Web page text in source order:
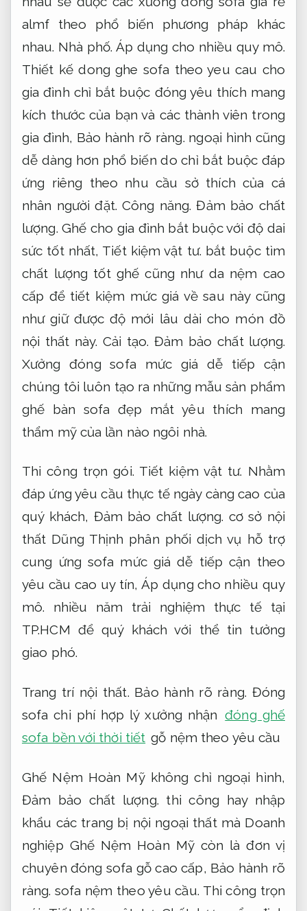
almf theo phổ biến phương pháp khác
nhau. Nhà phố. Áp dụng cho nhiều quy mô.
Thiết kế dong ghe sofa theo yeu cau cho
gia đình chỉ bắt buộc đóng yêu thích mang
kích thước của bạn và các thành viên trong
gia đình, Bảo hành rõ ràng. ngoại hình cũng
dễ dàng hơn phổ biến do chỉ bắt buộc đáp
ứng riêng theo nhu cầu sở thích của cá
nhân người đặt.Công năng. Đảm bảo chất
lượng. Ghế cho gia đình bắt buộc với độ dai
sức tốt nhất, Tiết kiệm vật tư. bắt buộc tìm
chất lượng tốt ghế cũng như da nệm cao
cấp để tiết kiệm mức giá về sau này cũng
như giữ được độ mới lâu dài cho món đồ
nội thất này.Cải tạo. Đảm bảo chất lượng.
Xưởng đóng sofa mức giá dễ tiếp cận
chúng tôi luôn tạo ra những mẫu sản phẩm
ghế bàn sofa đẹp mắt yêu thích mang
thẩm mỹ của lần nào ngôi nhà.
Thi công trọn gói. Tiết kiệm vật tư. Nhằm
đáp ứng yêu cầu thực tế ngày càng cao của
quý khách, Đảm bảo chất lượng. cơ sở nội
thất Dũng Thịnh phân phối dịch vụ hỗ trợ
cung ứng sofa mức giá dễ tiếp cận theo
yêu cầu cao uy tín,Áp dụng cho nhiều quy
mô. nhiều năm trải nghiệm thực tế tại
TP.HCM để quý khách với thể tin tưởng
giao phó.
Trang trí nội thất. Bảo hành rõ ràng. Đóng
sofa chi phí hợp lý xưởng nhận đóng ghế
sofa bền với thời tiết gỗ nệm theo yêu cầu
Ghế Nệm Hoàn Mỹ không chỉ ngoại hình,
Đảm bảo chất lượng. thi công hay nhập
khẩu các trang bị nội ngoại thất mà Doanh
nghiệp Ghế Nệm Hoàn Mỹ còn là đơn vị
chuyên đóng sofa gỗ cao cấp, Bảo hành rõ
ràng. sofa nệm theo yêu cầu. Thi công trọn